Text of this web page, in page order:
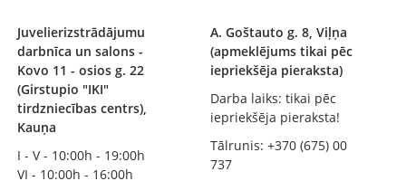
Juvelierizstrādājumu
darbnīca un salons -
Kovo 11 - osios g. 22
(Girstupio "IKI"
tirdzniecības centrs),
Kauņa
I - V - 10:00h - 19:00h
VI - 10:00h - 16:00h
A. Goštauto g. 8, Viļņa
(apmeklējums tikai pēc
iepriekšēja pieraksta)
Darba laiks: tikai pēc
iepriekšēja pieraksta!
Tālrunis: +370 (675) 00
737